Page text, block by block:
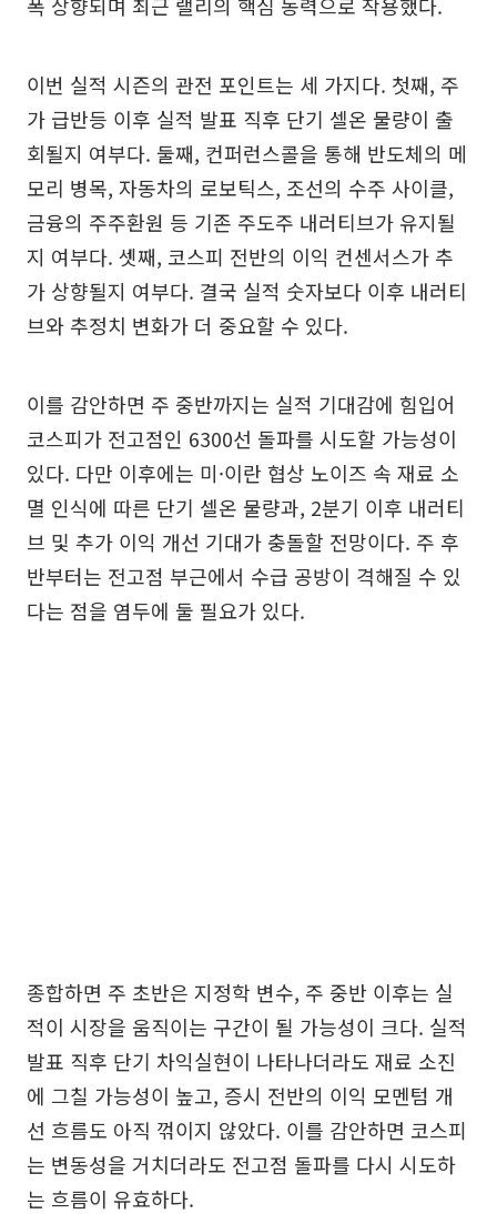
이번 실적 시즌의 관전 포인트는 세 가지다. 첫째, 주
가 급반등 이후 실적 발표 직후 단기 셀온 물량이 출
회될지 여부다. 둘째, 컨퍼런스콜을 통해 반도체의 메
모리 병목, 자동차의 로보틱스, 조선의 수주 사이클,
금융의 주주환원 등 기존 주도주 내러티브가 유지될
지 여부다. 셋째, 코스피 전반의 이익 컨센서스가 추
가 상향될지 여부다. 결국 실적 숫자보다 이후 내러티
브와 추정치 변화가 더 중요할 수 있다.
이를 감안하면 주 중반까지는 실적 기대감에 힘입어
코스피가 전고점인 6300선 돌파를 시도할 가능성이
있다. 다만 이후에는 미·이란 협상 노이즈 속 재료 소
멸 인식에 따른 단기 셀온 물량과, 2분기 이후 내러티
브 및 추가 이익 개선 기대가 충돌할 전망이다. 주 후
반부터는 전고점 부근에서 수급 공방이 격해질 수 있
다는 점을 염두에 둘 필요가 있다.
종합하면 주 초반은 지정학 변수, 주 중반 이후는 실
적이 시장을 움직이는 구간이 될 가능성이 크다. 실적
발표 직후 단기 차익실현이 나타나더라도 재료 소진
에 그칠 가능성이 높고, 증시 전반의 이익 모멘텀 개
선 흐름도 아직 꺾이지 않았다. 이를 감안하면 코스피
는 변동성을 거치더라도 전고점 돌파를 다시 시도하
는 흐름이 유효하다.